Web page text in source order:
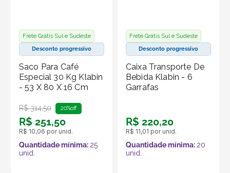
Frete Grátis Sul e Sudeste
Desconto progressivo
Saco Para Café
Especial 30 Kg Klabin
- 53 X 80 X 16 Cm
R$ 314,50 20%off
R$ 251,50
R$ 10,06 por unid.
Quantidade mínima: 25
unid.
Frete Grátis Sul e Sudeste
Desconto progressivo
Caixa Transporte De
Bebida Klabin - 6
Garrafas
R$ 220,20
R$ 11,01 por unid.
Quantidade mínima: 20
unid.